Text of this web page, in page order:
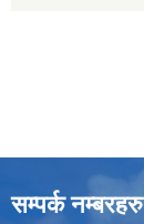
सम्पर्क नम्बरहरु